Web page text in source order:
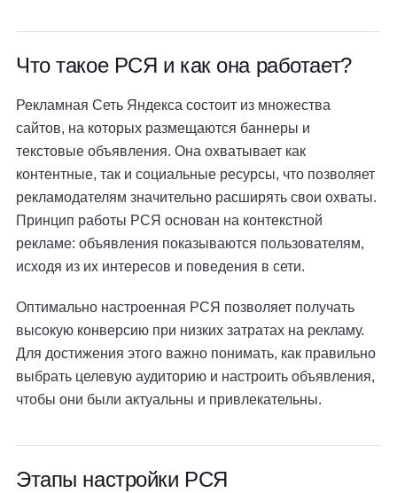
Что такое РСЯ и как она работает?
Рекламная Сеть Яндекса состоит из множества
сайтов, на которых размещаются баннеры и
текстовые объявления. Она охватывает как
контентные, так и социальные ресурсы, что позволяет
рекламодателям значительно расширять свои охваты.
Принцип работы РСЯ основан на контекстной
рекламе: объявления показываются пользователям,
исходя из их интересов и поведения в сети.
Оптимально настроенная РСЯ позволяет получать
высокую конверсию при низких затратах на рекламу.
Для достижения этого важно понимать, как правильно
выбрать целевую аудиторию и настроить объявления,
чтобы они были актуальны и привлекательны.
Этапы настройки РСЯ